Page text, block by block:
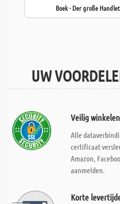
Boek - Der große
UW
Veilig winkelen
Alle
certificaat
Amazon,
aanmelden.
Korte